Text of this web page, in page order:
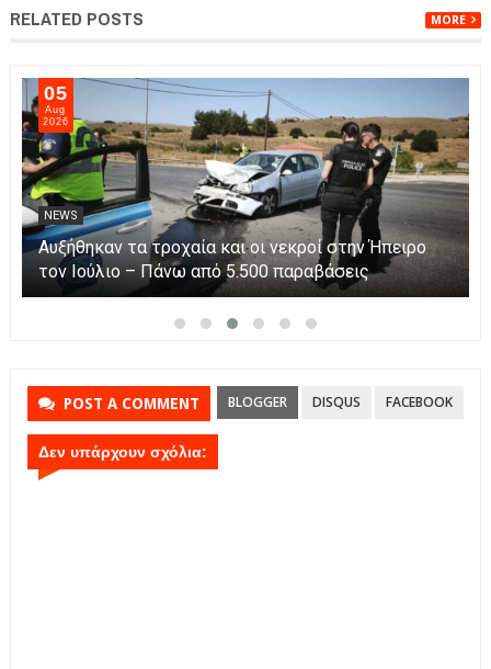
RELATED POSTS MORE
05
Aug
2026
NEWS
Αυξήθηκαν τα τροχαία και οι νεκροί στην Ήπειρο
τον Ιούλιο – Πάνω από 5.500 παραβάσεις
POST A COMMENT BLOGGER DISQUS FACEBOOK
Δεν υπάρχουν σχόλια: